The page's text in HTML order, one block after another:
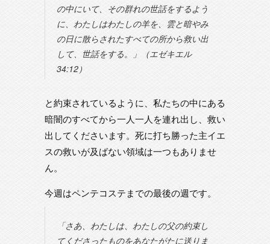
の中にいて、その群れの世話をするよう
に、わたしはわたしの羊を、雲と暗やみ
の日に散らされたすべての所から救い出
して、世話をする。」（エゼキエル
34:12）
と約束されているように、私たちの中にある
暗闇のすべてから一人一人を連れ出し、救い
出してくださいます。死に打ち勝った主イエ
スの救いが及ばない領域は一つもありませ
ん。
今週はペンテコステまでの最後の週です。
「さあ、わたしは、わたしの父の約束し
てくださったものをあなたがたに送りま